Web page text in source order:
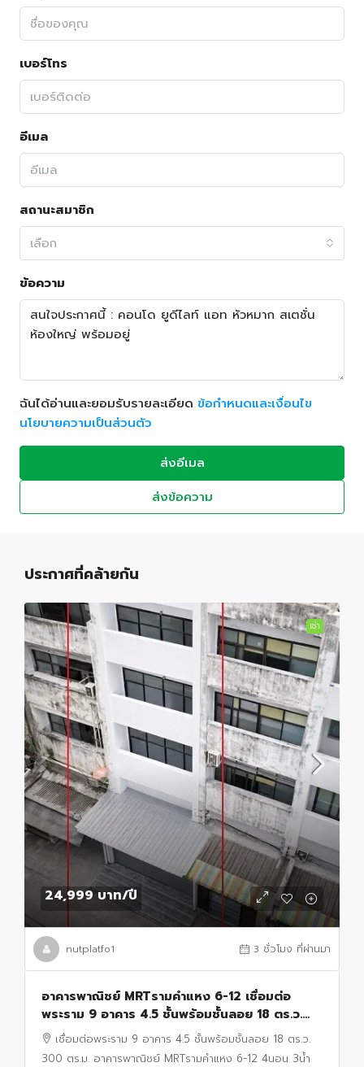
เบอร์โทร
อีเมล
สถานะสมาชิก
เลือก
ข้อความ
ฉันได้อ่านและยอมรับรายละเอียด ข้อกำหนดและเงื่อนไข
นโยบายความเป็นส่วนตัว
ส่งอีเมล
ส่งข้อความ
ประกาศที่คล้ายกัน
เช่า
24,999 บาท/ปี
nutplatfo1 3 ชั่วโมง ที่ผ่านมา
อาคารพาณิชย์ MRTรามคำแหง 6-12 เชื่อมต่อ
พระราม 9 อาคาร 4.5 ชั้นพร้อมชั้นลอย 18 ตร.ว.
300 ตร.ม. 4นอน 3น้ำ เดอะมอลล์ รามคำแหง Big
C หัวหมาก
เชื่อมต่อพระราม 9 อาคาร 4.5 ชั้นพร้อมชั้นลอย 18 ตร.ว.
300 ตร.ม. อาคารพาณิชย์ MRTรามคำแหง 6-12 4นอน 3น้ำ